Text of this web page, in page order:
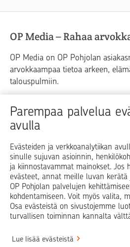
Parempaa palvelua
avulla
Evästeiden ja verkkoanalytiikan
sinulle sujuvan asioinnin,
ja kiinnostavammat mainokset. Jos
evästeet, annat meille luvan kerätä
OP Pohjolan palvelujen
kohdentamiseen. Voit myös valita,
Osa evästeistä on sivustojemme
turvallisen toiminnan kannalta
Lue lisää evästeistä
OP Media – Rahaa
OP Media on OP Pohjolan
arvokkaampaa tietoa arkeen,
talouspulmiin.
Raha Elämä
Blogit ja puheenvuorot
Op.fi OP Koti Pohjola
Facebook
X LinkedInInstagram